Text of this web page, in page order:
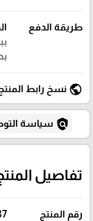
طريقة الدفع
public نسخ رابط المنتج
policy سياسة
تفاصيل
رقم المنتج